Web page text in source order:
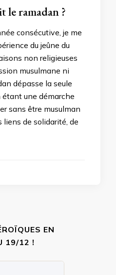
le ramadan ?
consécutive, je me
du jeûne du
non religieuses
musulmane ni
dépasse la seule
étant une démarche
sans être musulman
liens de solidarité, de
EN
19/12 !